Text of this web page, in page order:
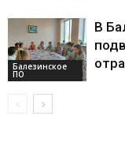
Балезинское
ПО
В